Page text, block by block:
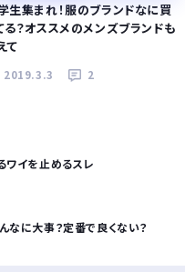
生集まれ！服のブランドなに買
る？オススメのメンズブランドも
て
2019.3.3 2
ワイを止めるスレ
なに大事？定番で良くない？